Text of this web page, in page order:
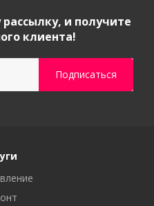
и получите
клиента!